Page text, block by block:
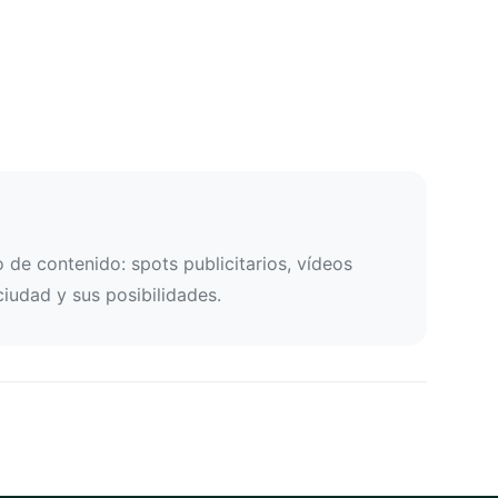
de contenido: spots publicitarios, vídeos
y sus posibilidades.